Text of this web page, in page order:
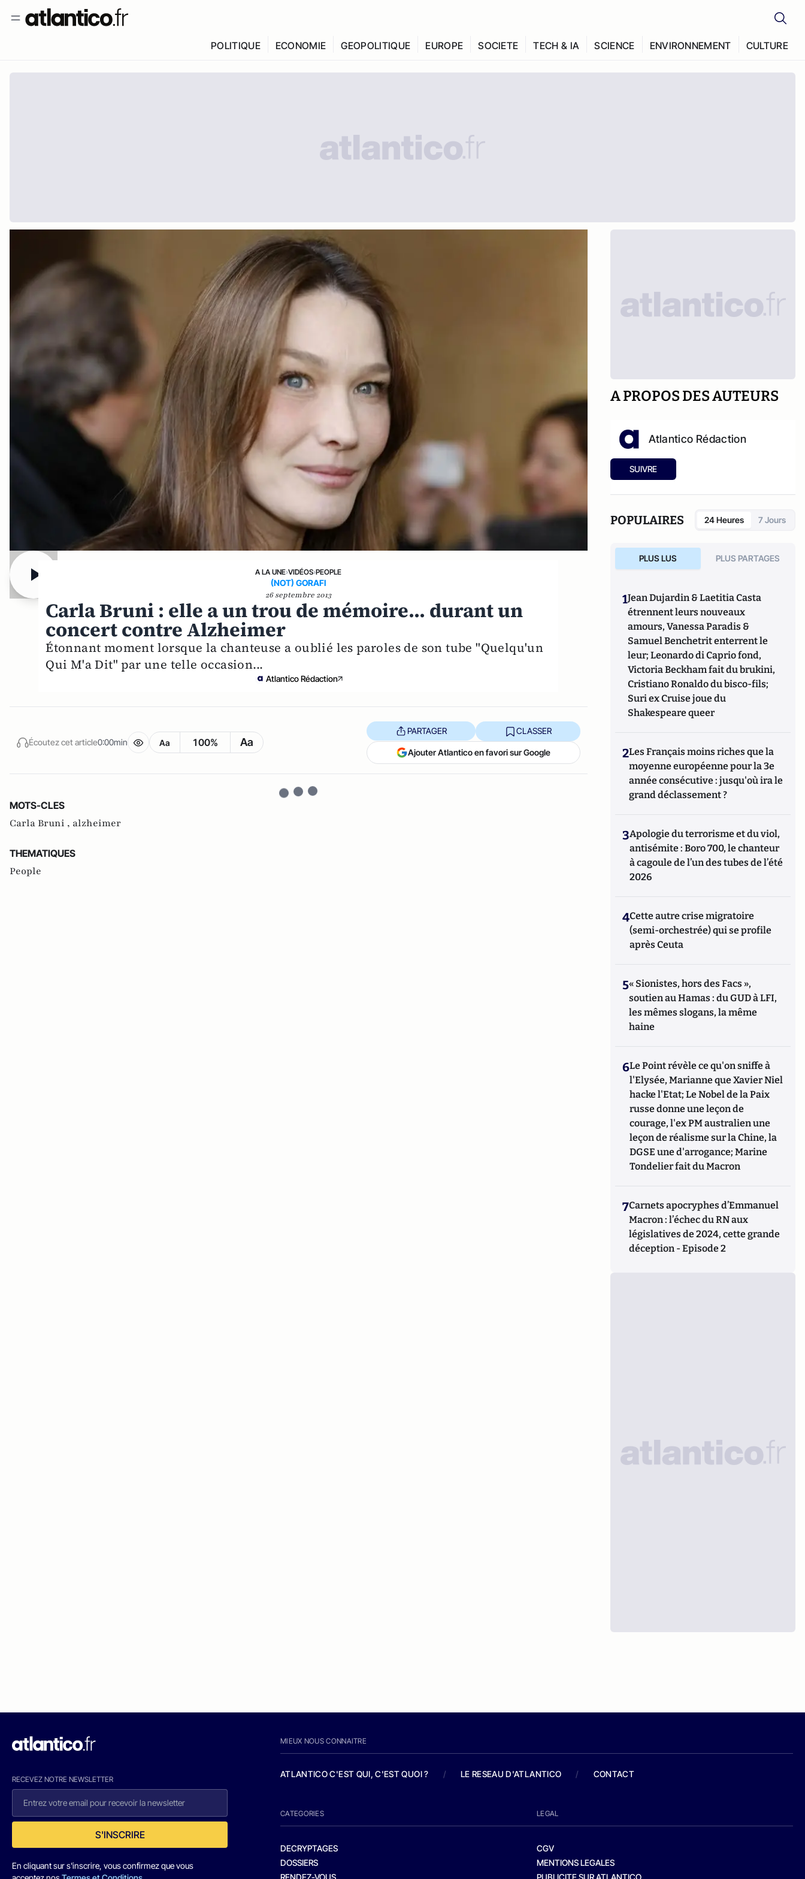
POLITIQUE ECONOMIE GEOPOLITIQUE EUROPE SOCIETE TECH & IA SCIENCE ENVIRONNEMENT CULTURE
A LA UNE›VIDÉOS›PEOPLE
(NOT) GORAFI
26 septembre 2013
Carla Bruni : elle a un trou de mémoire... durant un
concert contre Alzheimer
Étonnant moment lorsque la chanteuse a oublié les paroles de son tube "Quelqu'un
Qui M'a Dit" par une telle occasion...
Atlantico Rédaction
Écoutez cet article0:00min Aa 100% Aa
PARTAGER CLASSER
Ajouter Atlantico en favori sur Google
MOTS-CLES
Carla Bruni , alzheimer
THEMATIQUES
People
A PROPOS DES AUTEURS
Atlantico Rédaction
SUIVRE
POPULAIRES 24 Heures 7 Jours
PLUS LUS PLUS PARTAGES
1Jean Dujardin & Laetitia Casta
étrennent leurs nouveaux
amours, Vanessa Paradis &
Samuel Benchetrit enterrent le
leur; Leonardo di Caprio fond,
Victoria Beckham fait du brukini,
Cristiano Ronaldo du bisco-fils;
Suri ex Cruise joue du
Shakespeare queer
2Les Français moins riches que la
moyenne européenne pour la 3e
année consécutive : jusqu'où ira le
grand déclassement ?
3Apologie du terrorisme et du viol,
antisémite : Boro 700, le chanteur
à cagoule de l’un des tubes de l’été
2026
4Cette autre crise migratoire
(semi-orchestrée) qui se profile
après Ceuta
5« Sionistes, hors des Facs »,
soutien au Hamas : du GUD à LFI,
les mêmes slogans, la même
haine
6Le Point révèle ce qu'on sniffe à
l'Elysée, Marianne que Xavier Niel
hacke l'Etat; Le Nobel de la Paix
russe donne une leçon de
courage, l'ex PM australien une
leçon de réalisme sur la Chine, la
DGSE une d'arrogance; Marine
Tondelier fait du Macron
7Carnets apocryphes d’Emmanuel
Macron : l’échec du RN aux
législatives de 2024, cette grande
déception - Episode 2
RECEVEZ NOTRE NEWSLETTER
S'INSCRIRE
En cliquant sur s'inscrire, vous confirmez que vous
MIEUX NOUS CONNAITRE
ATLANTICO C'EST QUI, C'EST QUOI ? / LE RESEAU D'ATLANTICO / CONTACT
CATEGORIES
DECRYPTAGES
DOSSIERS
RENDEZ-VOUS
LEGAL
CGV
MENTIONS LEGALES
PUBLICITE SUR ATLANTICO